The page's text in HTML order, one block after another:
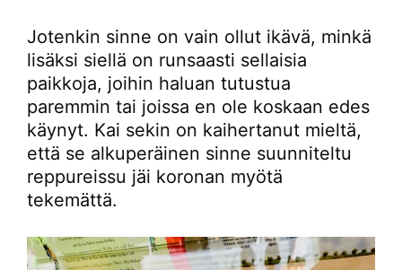
Jotenkin sinne on vain ollut ikävä, minkä
lisäksi siellä on runsaasti sellaisia
paikkoja, joihin haluan tutustua
paremmin tai joissa en ole koskaan edes
käynyt. Kai sekin on kaihertanut mieltä,
että se alkuperäinen sinne suunniteltu
reppureissu jäi koronan myötä
tekemättä.